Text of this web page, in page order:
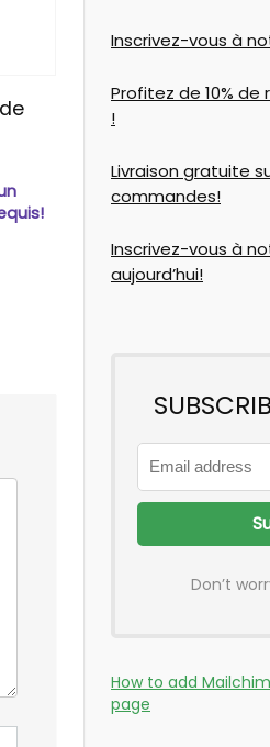
Inscrivez-vous à
Profitez de 10% de
!
Livraison gratuite
commandes!
Inscrivez-vous à
aujourd’hui!
Don’t
How to add
page